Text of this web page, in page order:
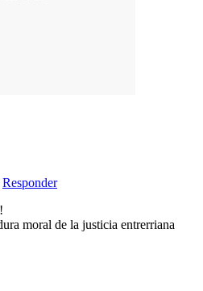
Responder
moral de la justicia entrerriana